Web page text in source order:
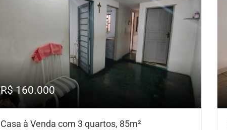
R$ 160.000
Casa à Venda com 3 quartos, 85m²